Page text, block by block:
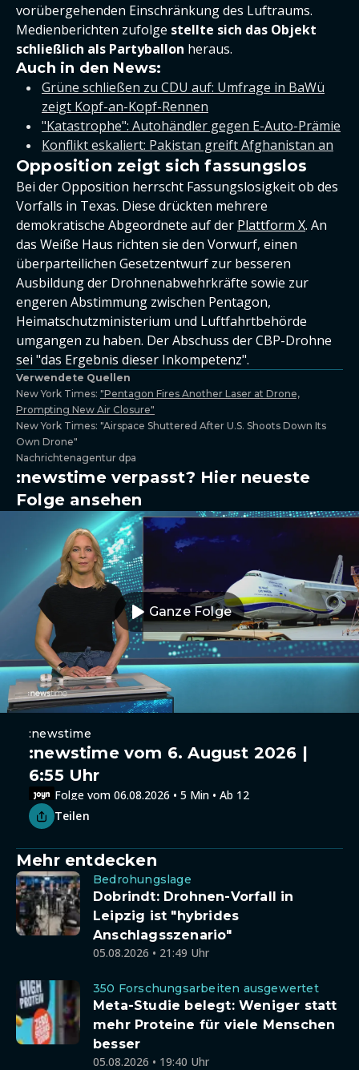
vorübergehenden Einschränkung des Luftraums.
Medienberichten zufolge stellte sich das Objekt
schließlich als Partyballon heraus.
Auch in den News:
Grüne schließen zu CDU auf: Umfrage in BaWü
zeigt Kopf-an-Kopf-Rennen
"Katastrophe": Autohändler gegen E-Auto-Prämie
Konflikt eskaliert: Pakistan greift Afghanistan an
Opposition zeigt sich fassungslos
Bei der Opposition herrscht Fassungslosigkeit ob des
Vorfalls in Texas. Diese drückten mehrere
demokratische Abgeordnete auf der Plattform X. An
das Weiße Haus richten sie den Vorwurf, einen
überparteilichen Gesetzentwurf zur besseren
Ausbildung der Drohnenabwehrkräfte sowie zur
engeren Abstimmung zwischen Pentagon,
Heimatschutzministerium und Luftfahrtbehörde
umgangen zu haben. Der Abschuss der CBP-Drohne
sei "das Ergebnis dieser Inkompetenz".
Verwendete Quellen
New York Times: "Pentagon Fires Another Laser at Drone,
Prompting New Air Closure"
New York Times: "Airspace Shuttered After U.S. Shoots Down Its
Own Drone"
Nachrichtenagentur dpa
:newstime verpasst? Hier neueste
Folge ansehen
Ganze Folge
:newstime
:newstime vom 6. August 2026 |
6:55 Uhr
Folge vom 06.08.2026 • 5 Min • Ab 12
Teilen
Mehr entdecken
Bedrohungslage
Dobrindt: Drohnen-Vorfall in
Leipzig ist "hybrides
Anschlagsszenario"
05.08.2026 • 21:49 Uhr
350 Forschungsarbeiten ausgewertet
Meta-Studie belegt: Weniger statt
mehr Proteine für viele Menschen
besser
05.08.2026 • 19:40 Uhr